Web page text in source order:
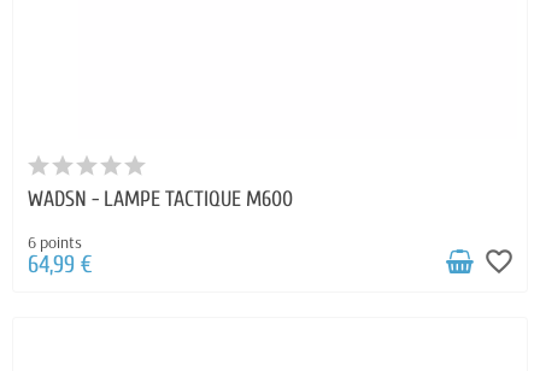
WADSN - LAMPE TACTIQUE M600
6 points
64,99 € favorite_border